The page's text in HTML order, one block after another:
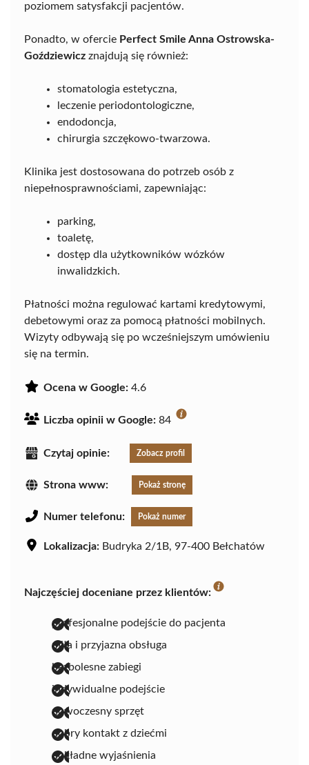
poziomem satysfakcji pacjentów.
Ponadto, w ofercie Perfect Smile Anna Ostrowska-
Goździewicz znajdują się również:
stomatologia estetyczna,
leczenie periodontologiczne,
endodoncja,
chirurgia szczękowo-twarzowa.
Klinika jest dostosowana do potrzeb osób z
niepełnosprawnościami, zapewniając:
parking,
toaletę,
dostęp dla użytkowników wózków
inwalidzkich.
Płatności można regulować kartami kredytowymi,
debetowymi oraz za pomocą płatności mobilnych.
Wizyty odbywają się po wcześniejszym umówieniu
się na termin.
Ocena w Google: 4.6
Liczba opinii w Google: 84
Czytaj opinie: Zobacz profil
Strona www: Pokaż stronę
Numer telefonu: Pokaż numer
Lokalizacja: Budryka 2/1B, 97-400 Bełchatów
Najczęściej doceniane przez klientów:
profesjonalne podejście do pacjenta
miła i przyjazna obsługa
bezbolesne zabiegi
indywidualne podejście
nowoczesny sprzęt
dobry kontakt z dziećmi
dokładne wyjaśnienia